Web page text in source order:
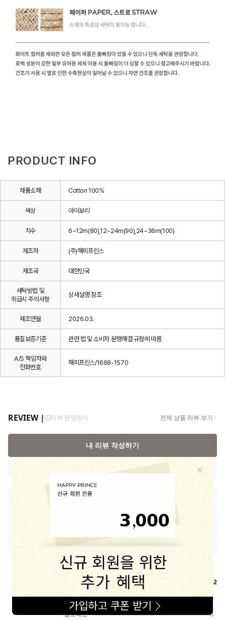
PRODUCT INFO
제품소재 Cotton 100%
색상 아이보리
치수 6~12m(80),12~24m(90),24~36m(100)
제조자 (주)해피프린스
제조국 대한민국
세탁방법 및
취급시 주의사항
상세설명 참조
제조연월 2026.03.
품질보증기준 관련 법 및 소비자 분쟁해결 규정에 따름
A/S 책임자와
전화번호
해피프린스/1668-1570